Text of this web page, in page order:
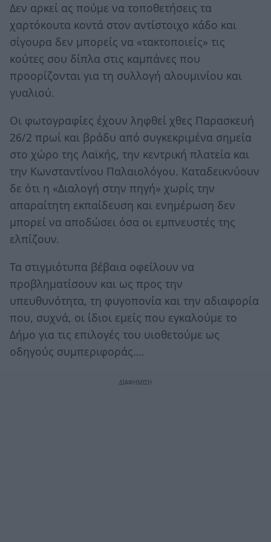
Δεν αρκεί ας πούμε να τοποθετήσεις τα
χαρτόκουτα κοντά στον αντίστοιχο κάδο και
σίγουρα δεν μπορείς να «τακτοποιείς» τις
κούτες σου δίπλα στις καμπάνες που
προορίζονται για τη συλλογή αλουμινίου και
γυαλιού.
Οι φωτογραφίες έχουν ληφθεί χθες Παρασκευή
26/2 πρωί και βράδυ από συγκεκριμένα σημεία
στο χώρο της Λαϊκής, την κεντρική πλατεία και
την Κωνσταντίνου Παλαιολόγου. Καταδεικνύουν
δε ότι η «Διαλογή στην πηγή» χωρίς την
απαραίτητη εκπαίδευση και ενημέρωση δεν
μπορεί να αποδώσει όσα οι εμπνευστές της
ελπίζουν.
Τα στιγμιότυπα βέβαια οφείλουν να
προβληματίσουν και ως προς την
υπευθυνότητα, τη φυγοπονία και την αδιαφορία
που, συχνά, οι ίδιοι εμείς που εγκαλούμε το
Δήμο για τις επιλογές του υιοθετούμε ως
οδηγούς συμπεριφοράς….